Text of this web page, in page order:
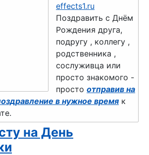
бодибилдин
День кино
День
физкультур
ника
День
переводчик
а
День
анестезиол
ога
День Босса,
День
effects1.ru
Поздравить с Днём
Рождения друга,
подругу , коллегу ,
родственника ,
сослуживца или
просто знакомого -
просто отправив на
в нужное время к
на День